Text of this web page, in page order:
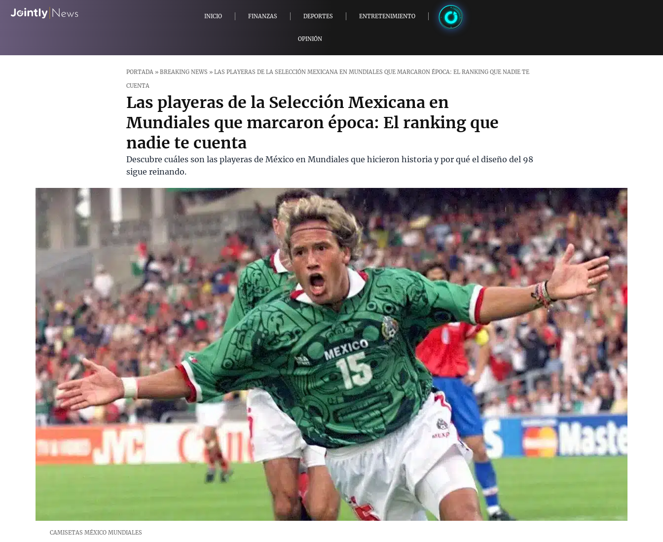
INICIO FINANZAS DEPORTES ENTRETENIMIENTO
OPINIÓN
PORTADA »BREAKING NEWS »LAS PLAYERAS DE LA SELECCIÓN MEXICANA EN MUNDIALES QUE MARCARON ÉPOCA: EL RANKING QUE NADIE TE
CUENTA
Las playeras de la Selección Mexicana en
Mundiales que marcaron época: El ranking que
nadie te cuenta
Descubre cuáles son las playeras de México en Mundiales que hicieron historia y por qué el diseño del 98
sigue reinando.
CAMISETAS MÉXICO MUNDIALES